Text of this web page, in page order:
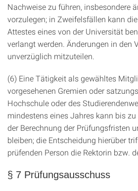
Nachweise zu führen, insbesondere
vorzulegen; in Zweifelsfällen kann
Attestes eines von der Universität
verlangt werden. Änderungen in den
unverzüglich mitzuteilen.
(6) Eine Tätigkeit als gewähltes
vorgesehenen Gremien oder
Hochschule oder des
mindestens eines Jahres kann bis
der Berechnung der Prüfungsfristen
bleiben; die Entscheidung hierüber
prüfenden Person die Rektorin bzw.
§ 7 Prüfungsausschuss